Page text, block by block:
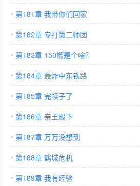
第181章 我带你们回家
第182章 专打第二师团
第183章 150榴是个啥？
第184章 轰炸中东铁路
第185章 完犊子了
第186章 亲王殿下
第187章 万万没想到
第188章 鹤城危机
第189章 我有经验